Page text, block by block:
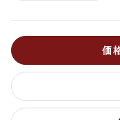
価